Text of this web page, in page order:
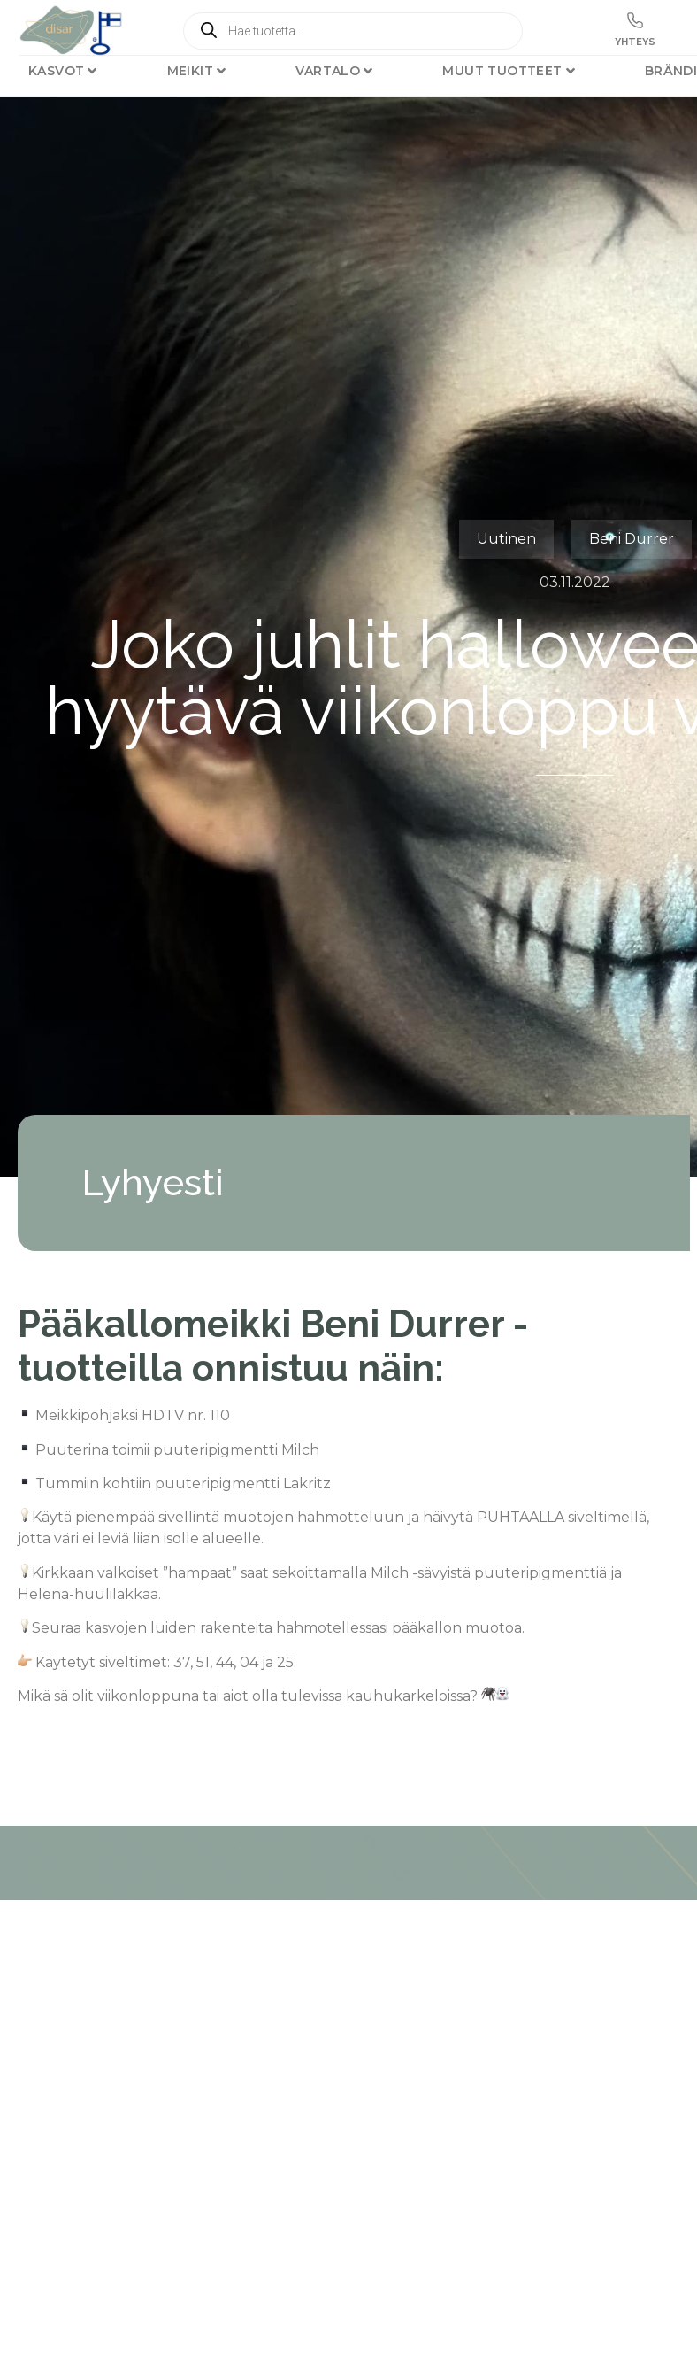
YHTEYS
KASVOT MEIKIT VARTALO MUUT TUOTTEET
Uutinen Beni Durrer
03.11.2022
Joko juhlit
hyytävä viikonloppu
Lyhyesti
Pääkallomeikki Beni Durrer -
tuotteilla onnistuu näin:
Meikkipohjaksi HDTV nr. 110
Puuterina toimii puuteripigmentti Milch
Tummiin kohtiin puuteripigmentti Lakritz
Käytä pienempää sivellintä muotojen hahmotteluun ja häivytä PUHTAALLA siveltimellä,
jotta väri ei leviä liian isolle alueelle.
Kirkkaan valkoiset ”hampaat” saat sekoittamalla Milch -sävyistä puuteripigmenttiä ja
Helena-huulilakkaa.
Seuraa kasvojen luiden rakenteita hahmotellessasi pääkallon muotoa.
Käytetyt siveltimet: 37, 51, 44, 04 ja 25.
Mikä sä olit viikonloppuna tai aiot olla tulevissa kauhukarkeloissa?